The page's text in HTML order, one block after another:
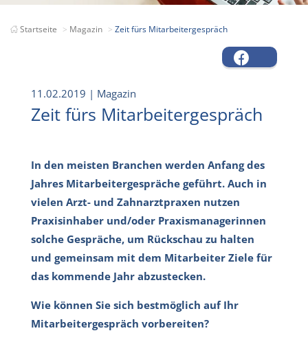
Startseite Magazin Zeit fürs Mitarbeitergespräch
11.02.2019 | Magazin
Zeit fürs Mitarbeitergespräch
In den meisten Branchen werden Anfang des
Jahres Mitarbeitergespräche geführt. Auch in
vielen Arzt- und Zahnarztpraxen nutzen
Praxisinhaber und/oder Praxismanagerinnen
solche Gespräche, um Rückschau zu halten
und gemeinsam mit dem Mitarbeiter Ziele für
das kommende Jahr abzustecken.
Wie können Sie sich bestmöglich auf Ihr
Mitarbeitergespräch vorbereiten?